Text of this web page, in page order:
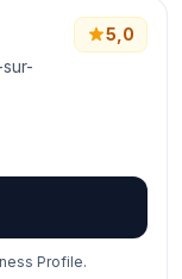
5,0
Profile.